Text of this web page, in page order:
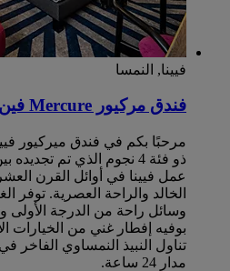
فيينا, النمسا
فندق مركيور Mercure فين سيتي
مرحبًا بكم في فندق ميركيور
ذو فئة 4 نجوم الذي تم
عمل فيينا في أوائل القرن
وسائل راحة من الدرجة الأولى
بوفيه إفطار غني من الخيارات
تناول النبيذ النمساوي الفاخر
مدار 24 ساعة.